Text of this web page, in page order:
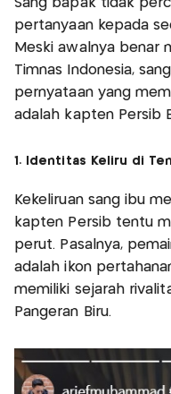
Sang bapak tidak
pertanyaan kepada
Meski awalnya benar
Timnas Indonesia,
pernyataan yang
adalah kapten Persib
1. Identitas Keliru di
Kekeliruan sang ibu
kapten Persib tentu
perut. Pasalnya,
adalah ikon
memiliki sejarah
Pangeran Biru.